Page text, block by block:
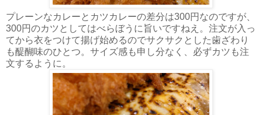
プレーンなカレーとカツカレーの差分は300円なのですが、
300円のカツとしてはべらぼうに旨いですねえ。注文が入っ
てから衣をつけて揚げ始めるのでサクサクとした歯ざわり
も醍醐味のひとつ。サイズ感も申し分なく、必ずカツも注
文するように。